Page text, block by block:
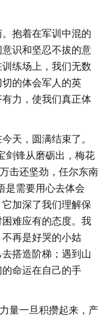
抱着在军训中混的
识和坚忍不拔的意
练场上，我们无数
的体会军人的英
力，使我们真正体
天，圆满结束了。
剑锋从磨砺出，梅花
击还坚劲，任尔东南
是需要用心去体会
加深了我们理解保
难应有的态度。我
再是好哭的小姑
搭造阶梯；遇到山
命运在自己的手
量一旦积攒起来，产